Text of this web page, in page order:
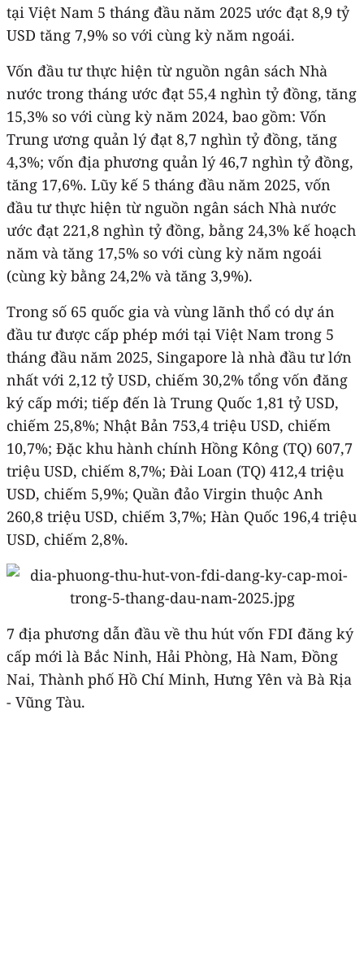
tại Việt Nam 5 tháng đầu năm 2025 ước đạt 8,9 tỷ
USD tăng 7,9% so với cùng kỳ năm ngoái.
Vốn đầu tư thực hiện từ nguồn ngân sách Nhà
nước trong tháng ước đạt 55,4 nghìn tỷ đồng, tăng
15,3% so với cùng kỳ năm 2024, bao gồm: Vốn
Trung ương quản lý đạt 8,7 nghìn tỷ đồng, tăng
4,3%; vốn địa phương quản lý 46,7 nghìn tỷ đồng,
tăng 17,6%. Lũy kế 5 tháng đầu năm 2025, vốn
đầu tư thực hiện từ nguồn ngân sách Nhà nước
ước đạt 221,8 nghìn tỷ đồng, bằng 24,3% kế hoạch
năm và tăng 17,5% so với cùng kỳ năm ngoái
(cùng kỳ bằng 24,2% và tăng 3,9%).
Trong số 65 quốc gia và vùng lãnh thổ có dự án
đầu tư được cấp phép mới tại Việt Nam trong 5
tháng đầu năm 2025, Singapore là nhà đầu tư lớn
nhất với 2,12 tỷ USD, chiếm 30,2% tổng vốn đăng
ký cấp mới; tiếp đến là Trung Quốc 1,81 tỷ USD,
chiếm 25,8%; Nhật Bản 753,4 triệu USD, chiếm
10,7%; Đặc khu hành chính Hồng Kông (TQ) 607,7
triệu USD, chiếm 8,7%; Đài Loan (TQ) 412,4 triệu
USD, chiếm 5,9%; Quần đảo Virgin thuộc Anh
260,8 triệu USD, chiếm 3,7%; Hàn Quốc 196,4 triệu
USD, chiếm 2,8%.
7 địa phương dẫn đầu về thu hút vốn FDI đăng ký
cấp mới là Bắc Ninh, Hải Phòng, Hà Nam, Đồng
Nai, Thành phố Hồ Chí Minh, Hưng Yên và Bà Rịa
- Vũng Tàu.